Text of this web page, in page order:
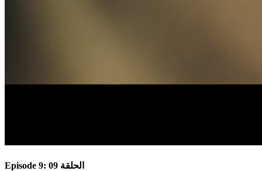
Episode 9: الحلقة 09